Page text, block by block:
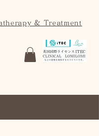
& Treatment